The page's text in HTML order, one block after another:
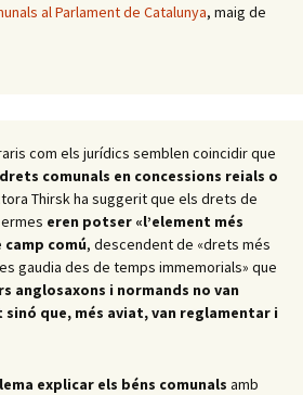
al Parlament de Catalunya, maig de
com els jurídics semblen coincidir que
comunals en concessions reials o
Thirsk ha suggerit que els drets de
eren potser «l’element més
camp comú, descendent de «drets més
gaudia des de temps immemorials» que
anglosaxons i normands no van
que, més aviat, van reglamentar i
explicar els béns comunals amb